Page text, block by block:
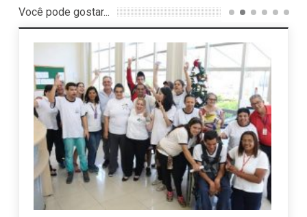
Você pode gostar...